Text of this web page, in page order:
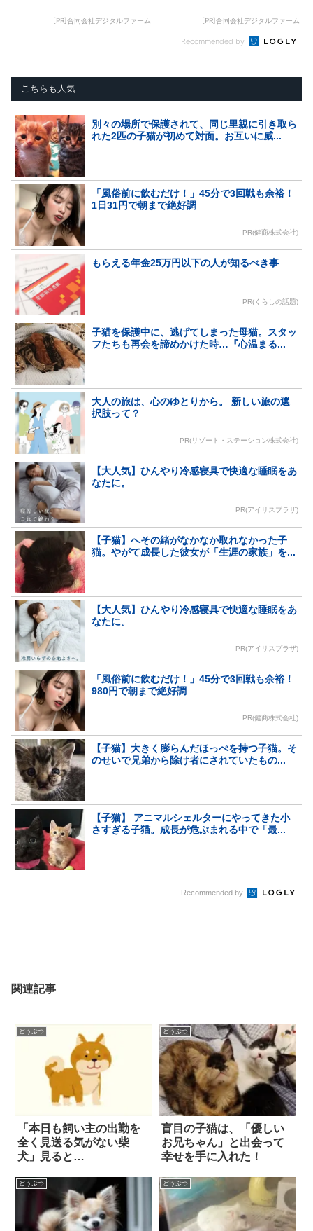
[PR]合同会社デジタルファーム [PR]合同会社デジタルファーム
Recommended by
こちらも人気
別々の場所で保護されて、同じ里親に引き取ら
れた2匹の子猫が初めて対面。お互いに威...
「風俗前に飲むだけ！」45分で3回戦も余裕！
1日31円で朝まで絶好調
PR(健商株式会社)
もらえる年金25万円以下の人が知るべき事
PR(くらしの話題)
子猫を保護中に、逃げてしまった母猫。スタッ
フたちも再会を諦めかけた時…『心温まる...
大人の旅は、心のゆとりから。 新しい旅の選
択肢って？
PR(リゾート・ステーション株式会社)
【大人気】ひんやり冷感寝具で快適な睡眠をあ
なたに。
PR(アイリスプラザ)
【子猫】へその緒がなかなか取れなかった子
猫。やがて成長した彼女が「生涯の家族」を...
【大人気】ひんやり冷感寝具で快適な睡眠をあ
なたに。
PR(アイリスプラザ)
「風俗前に飲むだけ！」45分で3回戦も余裕！
980円で朝まで絶好調
PR(健商株式会社)
【子猫】大きく膨らんだほっぺを持つ子猫。そ
のせいで兄弟から除け者にされていたもの...
【子猫】 アニマルシェルターにやってきた小
さすぎる子猫。成長が危ぶまれる中で「最...
Recommended by
関連記事
どうぶつ
「本日も飼い主の出勤を
全く見送る気がない柴
犬」見ると…
どうぶつ
盲目の子猫は、「優しい
お兄ちゃん」と出会って
幸せを手に入れた！
どうぶつ どうぶつ